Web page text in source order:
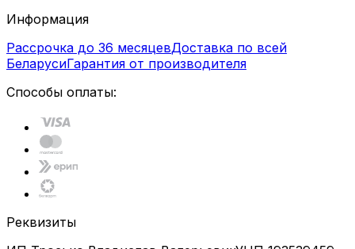
Информация
Рассрочка до 36 месяцевДоставка по всей
БеларусиГарантия от производителя
Способы оплаты:
Реквизиты